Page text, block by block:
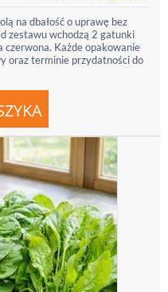
na dbałość o uprawę bez
zestawu wchodzą 2 gatunki
czerwona. Każde opakowanie
oraz terminie przydatności do